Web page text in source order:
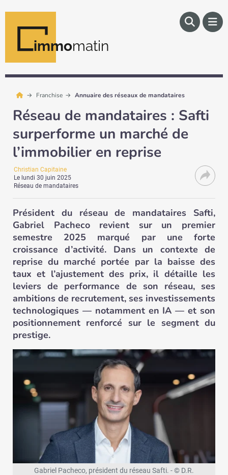
immomatin
Franchise Annuaire des réseaux de mandataires
Réseau de mandataires : Safti
surperforme un marché de
l’immobilier en reprise
Christian Capitaine
Le lundi 30 juin 2025
Réseau de mandataires
Président du réseau de mandataires Safti,
Gabriel Pacheco revient sur un premier
semestre 2025 marqué par une forte
croissance d’activité. Dans un contexte de
reprise du marché portée par la baisse des
taux et l’ajustement des prix, il détaille les
leviers de performance de son réseau, ses
ambitions de recrutement, ses investissements
technologiques — notamment en IA — et son
positionnement renforcé sur le segment du
prestige.
Gabriel Pacheco, président du réseau Safti. - © D.R.